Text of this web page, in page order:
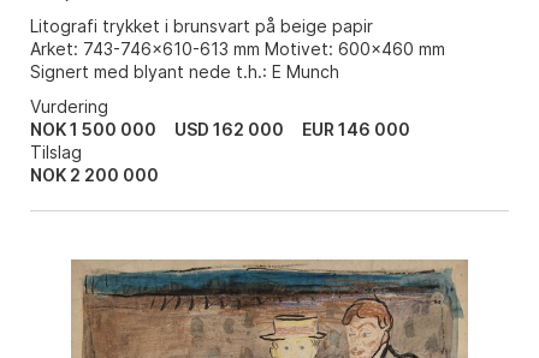
Litografi trykket i brunsvart på beige papir
Arket: 743-746x610-613 mm Motivet: 600x460 mm
Signert med blyant nede t.h.: E Munch
Vurdering
NOK 1 500 000
USD 162 000
EUR 146 000
Tilslag
NOK 2 200 000